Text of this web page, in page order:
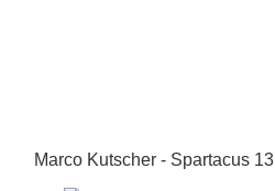
Marco Kutscher - Spartacus 13